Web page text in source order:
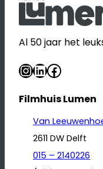
Al 50 jaar het
InstagramLinkedIn Facebook
Filmhuis Lumen
Van
2611 DW Delft
015 – 2140226